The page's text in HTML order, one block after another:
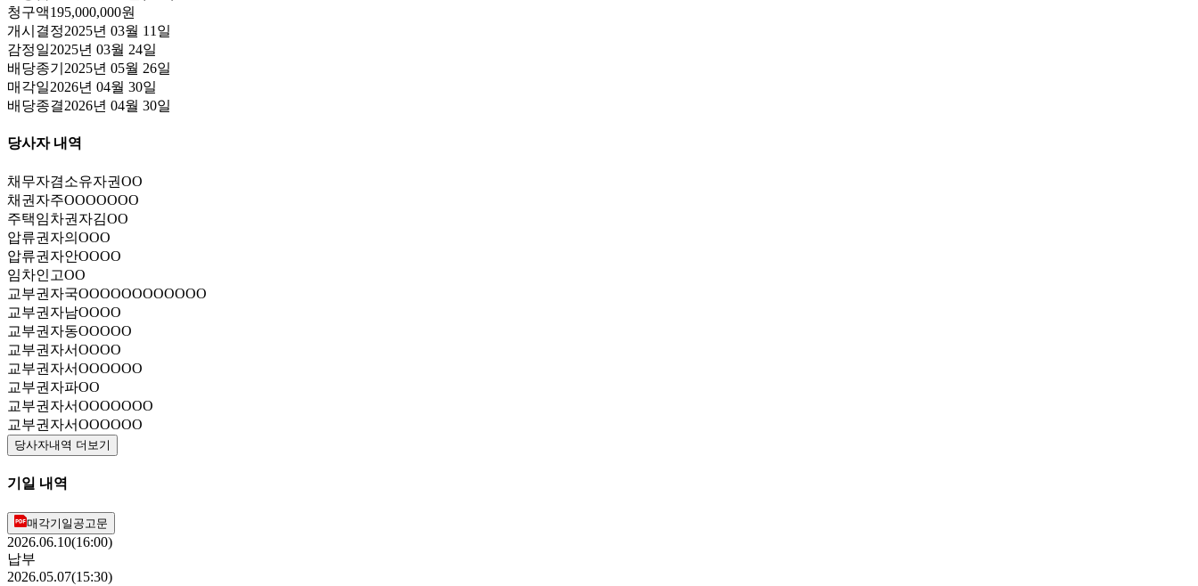
청구액195,000,000원
개시결정2025년 03월 11일
감정일2025년 03월 24일
배당종기 2025년 05월 26일
매각일2026년 04월 30일
배당종결2026년 04월 30일
당사자 내역
채무자겸소유자권OO
채권자주OOOOOOO
주택임차권자김OO
압류권자의OOO
압류권자안OOOO
임차인 고OO
교부권자국OOOOOOOOOOOO
교부권자남OOOO
교부권자동OOOOO
교부권자서OOOO
교부권자서OOOOOO
교부권자파OO
교부권자서OOOOOOO
교부권자서OOOOOO
당사자내역 더보기
기일 내역
매각기일공고문
2026.06.10(16:00)
납부
2026.05.07(15:30)